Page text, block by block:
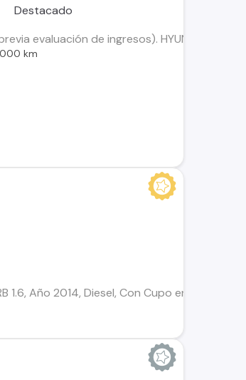
evaluación de ingresos). HYUNDAI
km
1.6, Año 2014, Diesel, Con Cupo en Línea